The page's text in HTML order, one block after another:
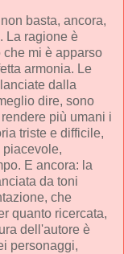
basta, ancora,
La ragione è
che mi è apparso
armonia. Le
dalla
dire, sono
più umani i
triste e difficile,
piacevole,
E ancora: la
da toni
che
quanto ricercata,
dell'autore è
personaggi,